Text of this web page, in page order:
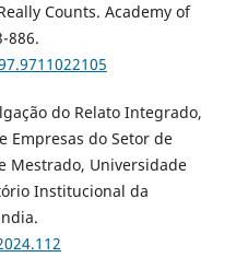
Counts. Academy of
886.
do Relato Integrado,
Empresas do Setor de
Mestrado, Universidade
Institucional da